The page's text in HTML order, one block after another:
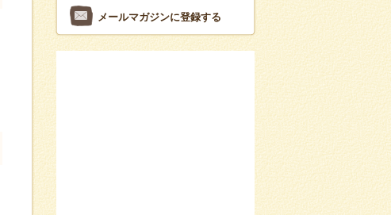
メールマガジンに登録する